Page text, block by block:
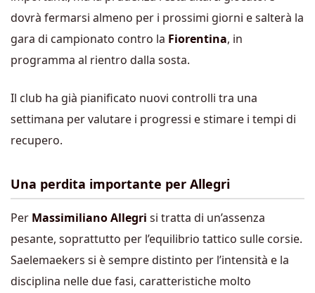
dovrà fermarsi almeno per i prossimi giorni e salterà la
gara di campionato contro la Fiorentina, in
programma al rientro dalla sosta.
Il club ha già pianificato nuovi controlli tra una
settimana per valutare i progressi e stimare i tempi di
recupero.
Una perdita importante per Allegri
Per Massimiliano Allegri si tratta di un’assenza
pesante, soprattutto per l’equilibrio tattico sulle corsie.
Saelemaekers si è sempre distinto per l’intensità e la
disciplina nelle due fasi, caratteristiche molto